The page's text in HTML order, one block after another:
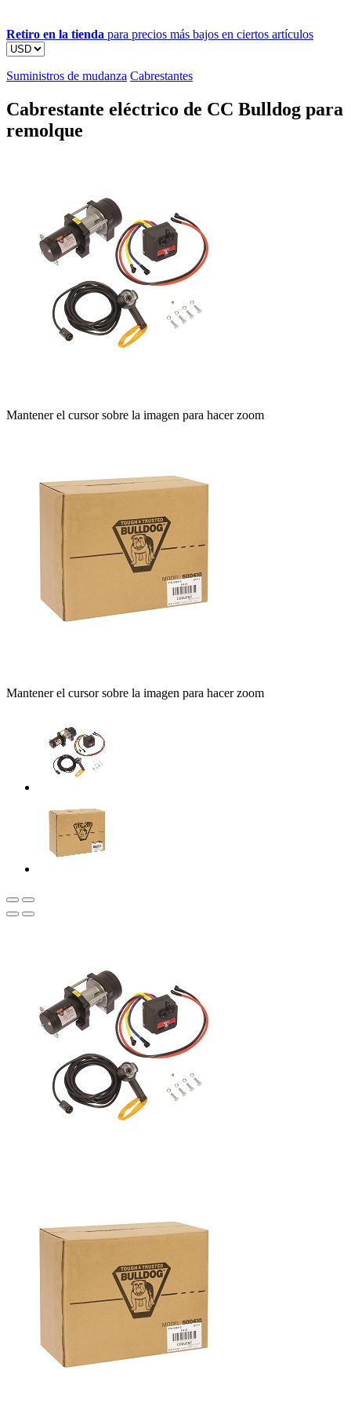
Retiro en la tienda para precios más bajos en ciertos artículos
Suministros de mudanza Cabrestantes
Cabrestante eléctrico de CC Bulldog para
remolque
Mantener el cursor sobre la imagen para hacer zoom
Mantener el cursor sobre la imagen para hacer zoom